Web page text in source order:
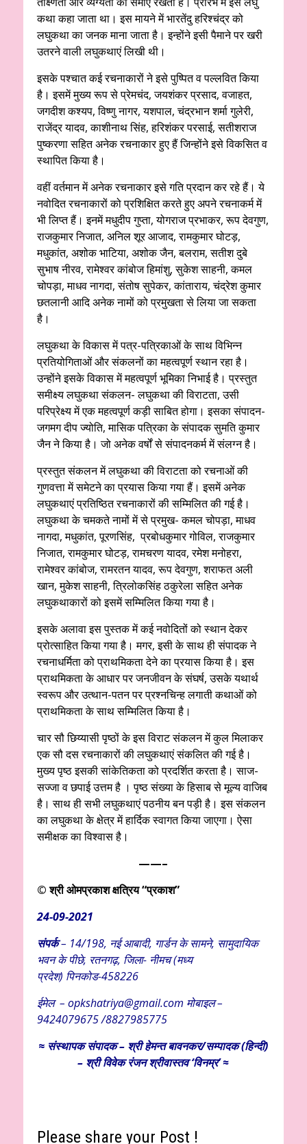
कथा कहा जाता था। इस मायने में भारतेंदु हरिश्चंद्र को
लघुकथा का जनक माना जाता है। इन्होंने इसी पैमाने पर खरी
उतरने वाली लघुकथाएं लिखी थी।
इसके पश्चात कई रचनाकारों ने इसे पुष्पित व पल्लवित किया
है। इसमें मुख्य रूप से प्रेमचंद, जयशंकर प्रसाद, वजाहत,
जगदीश कश्यप, विष्णु नागर, यशपाल, चंद्रभान शर्मा गुलेरी,
राजेंद्र यादव, काशीनाथ सिंह, हरिशंकर परसाई, सतीशराज
पुष्करणा सहित अनेक रचनाकार हुए हैं जिन्होंने इसे विकसित व
स्थापित किया है।
वहीं वर्तमान में अनेक रचनाकार इसे गति प्रदान कर रहे हैं। ये
नवोदित रचनाकारों को प्रशिक्षित करते हुए अपने रचनाकर्म में
भी लिप्त हैं। इनमें मधुदीप गुप्ता, योगराज प्रभाकर, रूप देवगुण,
राजकुमार निजात, अनिल शूर आजाद, रामकुमार घोटड़,
मधुकांत, अशोक भाटिया, अशोक जैन, बलराम, सतीश दुबे
सुभाष नीरव, रामेश्वर कांबोज हिमांशु, सुकेश साहनी, कमल
चोपड़ा, माधव नागदा, संतोष सुपेकर, कांताराय, चंद्रेश कुमार
छतलानी आदि अनेक नामों को प्रमुखता से लिया जा सकता
है।
लघुकथा के विकास में पत्र-पत्रिकाओं के साथ विभिन्न
प्रतियोगिताओं और संकलनों का महत्वपूर्ण स्थान रहा है।
उन्होंने इसके विकास में महत्वपूर्ण भूमिका निभाई है। प्रस्तुत
समीक्ष्य लघुकथा संकलन- लघुकथा की विराटता, उसी
परिप्रेक्ष्य में एक महत्वपूर्ण कड़ी साबित होगा। इसका संपादन-
जगमग दीप ज्योति, मासिक पत्रिका के संपादक सुमति कुमार
जैन ने किया है। जो अनेक वर्षों से संपादनकर्म में संलग्न है।
प्रस्तुत संकलन में लघुकथा की विराटता को रचनाओं की
गुणवत्ता में समेटने का प्रयास किया गया हैं। इसमें अनेक
लघुकथाएं प्रतिष्ठित रचनाकारों की सम्मिलित की गई है।
लघुकथा के चमकते नामों में से प्रमुख- कमल चोपड़ा, माधव
नागदा, मधुकांत, पूरणसिंह, प्रबोधकुमार गोविल, राजकुमार
निजात, रामकुमार घोटड़, रामचरण यादव, रमेश मनोहरा,
रामेश्वर कांबोज, रामरतन यादव, रूप देवगुण, शराफत अली
खान, मुकेश साहनी, त्रिलोकसिंह ठकुरेला सहित अनेक
लघुकथाकारों को इसमें सम्मिलित किया गया है।
इसके अलावा इस पुस्तक में कई नवोदितों को स्थान देकर
प्रोत्साहित किया गया है। मगर, इसी के साथ ही संपादक ने
रचनाधर्मिता को प्राथमिकता देने का प्रयास किया है। इस
प्राथमिकता के आधार पर जनजीवन के संघर्ष, उसके यथार्थ
स्वरूप और उत्थान-पतन पर प्रश्नचिन्ह लगाती कथाओं को
प्राथमिकता के साथ सम्मिलित किया है।
चार सौ छिय्यासी पृष्ठों के इस विराट संकलन में कुल मिलाकर
एक सौ दस रचनाकारों की लघुकथाएं संकलित की गई है।
मुख्य पृष्ठ इसकी सांकेतिकता को प्रदर्शित करता है। साज-
सज्जा व छपाई उत्तम है । पृष्ठ संख्या के हिसाब से मूल्य वाजिब
है। साथ ही सभी लघुकथाएं पठनीय बन पड़ी है। इस संकलन
का लघुकथा के क्षेत्र में हार्दिक स्वागत किया जाएगा। ऐसा
समीक्षक का विश्वास है।
——–
© श्री ओमप्रकाश क्षत्रिय “प्रकाश”
24-09-2021
संपर्क– 14/198, नई आबादी, गार्डन के सामने, सामुदायिक
भवन के पीछे, रतनगढ़, जिला- नीमच (मध्य
प्रदेश) पिनकोड-458226
ईमेल – opkshatriya@gmail.com मोबाइल –
9424079675 /8827985775
≈ संस्थापक संपादक – श्री हेमन्त बावनकर/सम्पादक (हिन्दी)
– श्री विवेक रंजन श्रीवास्तव ‘विनम्र’ ≈
Please share your Post !